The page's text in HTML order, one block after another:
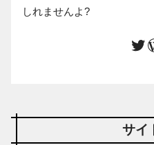
しれませんよ?
サイ